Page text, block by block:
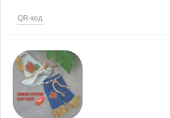
QR-код